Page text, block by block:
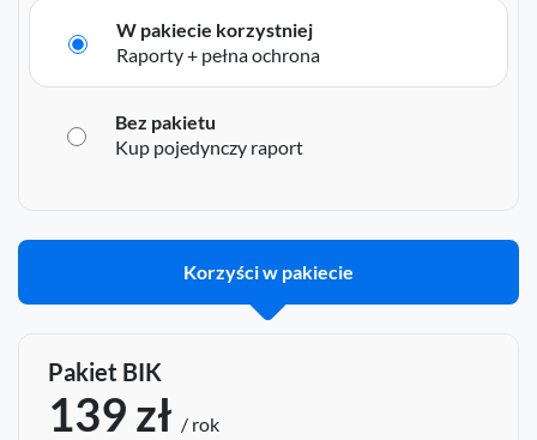
W pakiecie korzystniej
Raporty + pełna ochrona
Bez pakietu
Kup pojedynczy raport
Korzyści w pakiecie
Pakiet BIK
139 zł / rok